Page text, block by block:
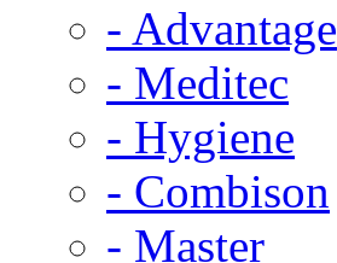
- Advantage
- Meditec
- Hygiene
- Combison
- Master